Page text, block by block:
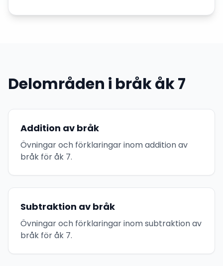
Delområden i bråk åk 7
Addition av bråk
Övningar och förklaringar inom addition av
bråk för åk 7.
Subtraktion av bråk
Övningar och förklaringar inom subtraktion av
bråk för åk 7.